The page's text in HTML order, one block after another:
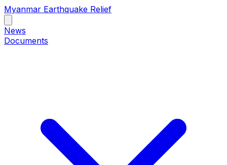
Myanmar Earthquake Relief
News
Documents